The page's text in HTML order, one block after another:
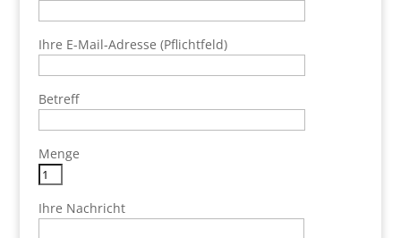
Ihre E-Mail-Adresse (Pflichtfeld)
Betreff
Menge
Ihre Nachricht